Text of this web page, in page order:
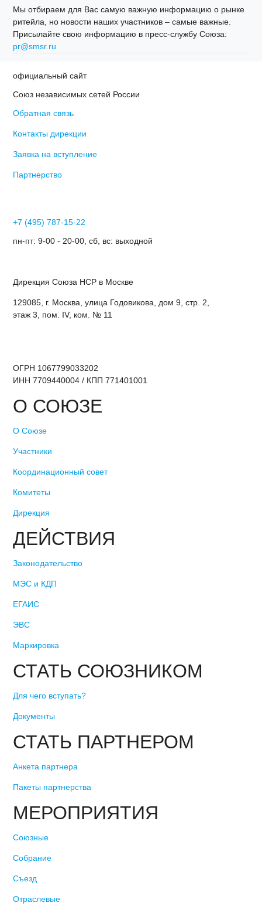
Мы отбираем для Вас самую важную информацию о рынке
ритейла, но новости наших участников – самые важные.
Присылайте свою информацию в пресс-службу Союза:
pr@smsr.ru
официальный сайт
Союз независимых сетей России
Обратная связь
Контакты дирекции
Заявка на вступление
Партнерство
+7 (495) 787-15-22
пн-пт: 9-00 - 20-00, сб, вс: выходной
Дирекция Cоюза НСР в Москве
129085, г. Москва, улица Годовикова, дом 9, стр. 2,
этаж 3, пом. IV, ком. № 11
ОГРН 1067799033202
ИНН 7709440004 / КПП 771401001
О СОЮЗЕ
О Союзе
Участники
Координационный совет
Комитеты
Дирекция
ДЕЙСТВИЯ
Законодательство
МЭС и КДП
ЕГАИС
ЭВС
Маркировка
СТАТЬ СОЮЗНИКОМ
Для чего вступать?
Документы
СТАТЬ ПАРТНЕРОМ
Анкета партнера
Пакеты партнерства
МЕРОПРИЯТИЯ
Союзные
Собрание
Съезд
Отраслевые